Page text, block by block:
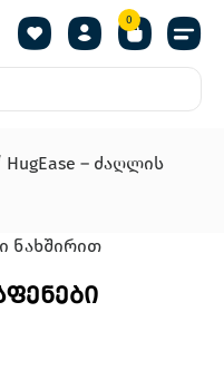
0
HugEase – ძაღლის